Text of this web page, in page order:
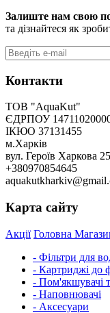
Залиште нам свою
та дізнайтеся як
Контакти
ТОВ "AquaKut"
ЄДРПОУ
ІКЮО 37131455
м.Харків
вул. Героїв Харкова
+380970854645
Карта сайту
Акції Головна
- Фільтри для
- Картриджі до
- Пом'якшувачі
- Наповнювачі
- Аксесуари